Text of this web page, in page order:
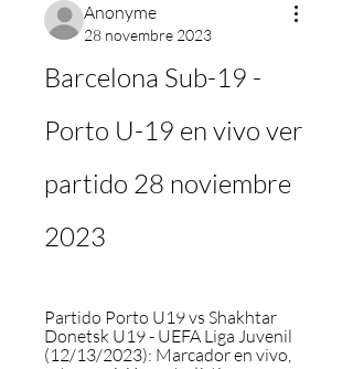
Anonyme
28 novembre 2023
Barcelona Sub-19 -
Porto U-19 en vivo ver
partido 28 noviembre
2023
Partido Porto U19 vs Shakhtar
Donetsk U19 - UEFA Liga Juvenil
(12/13/2023): Marcador en vivo,